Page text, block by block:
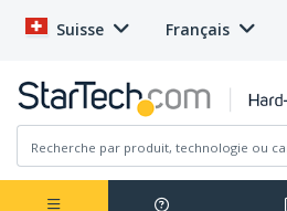
Suisse Français